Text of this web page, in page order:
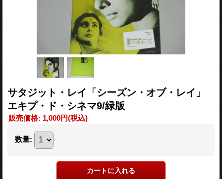
サタジット・レイ「シーズン・オブ・レイ」
エキプ・ド・シネマ9/緑版
販売価格: 1,000円(税込)
数量: